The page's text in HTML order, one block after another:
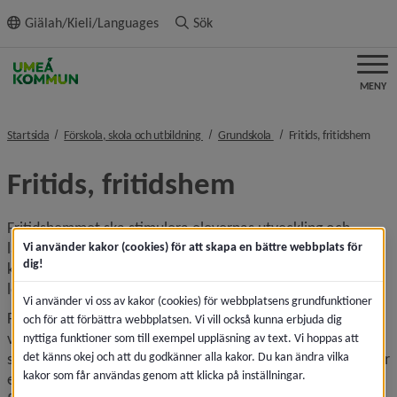
innehållet
Giälah/Kieli/Languages Sök
MENY
Startsida Förskola, skola och utbildning nivå i brödsmulenavigeringen
Grundskola nivå i
Fritids, fritidshemnivå
Fritids, fritidshem
Fritidshemmet ska stimulera elevernas utveckling och
lärande, erbjuda en meningsfull fritid, främja allsidiga
kontakter och social gemenskap. Fritids är främst
lokaliserad vid närliggande grundskola.
Fritids erbjuds för barn i förskoleklass upp till och med
vårterminen det år då eleven fyller 13 år under den skolfria
skoldagen och under lov då du som vårdnadshavare arbetar
eller studerar. Avgiften för fritidshem debiteras enligt
Vi använder kakor (cookies) för att skapa en bättre webbplats för
dig!
Vi använder vi oss av kakor (cookies) för webbplatsens grundfunktioner
och för att förbättra webbplatsen. Vi vill också kunna erbjuda dig
nyttiga funktioner som till exempel uppläsning av text. Vi hoppas att
det känns okej och att du godkänner alla kakor. Du kan ändra vilka
kakor som får användas genom att klicka på inställningar.